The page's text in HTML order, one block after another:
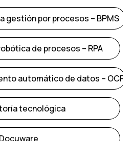
gestión por procesos – BPMS
de procesos – RPA
automático de datos – OCR
tecnológica
Docuware